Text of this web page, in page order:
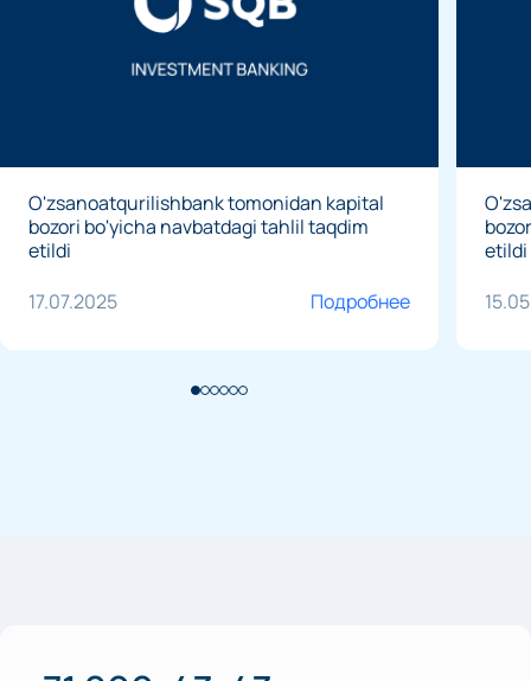
O'zsanoatqurilishbank tomonidan kapital
bozori bo'yicha navbatdagi tahlil taqdim
etildi
17.07.2025
Подробнее
etildi